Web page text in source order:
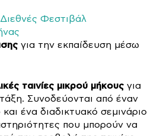
Φεστιβάλ
για την εκπαίδευση μέσω
ταινίες μικρού μήκους για
Συνοδεύονται από έναν
ένα διαδικτυακό σεμινάριο
που μπορούν να